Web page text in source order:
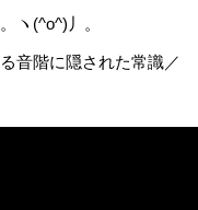
ヽ(^o^)丿。
音階に隠された常識／